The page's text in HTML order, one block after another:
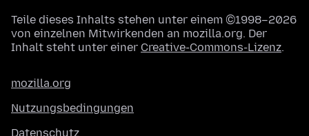
Teile dieses Inhalts stehen unter einem ©1998–2026
von einzelnen Mitwirkenden an mozilla.org. Der
Inhalt steht unter einer Creative-Commons-Lizenz.
mozilla.org
Nutzungsbedingungen
Datenschutz